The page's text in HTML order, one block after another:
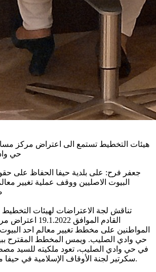
هيئات التخطيط تستمع الى اعتراض مركز
حي
جعفر فرح: على بلدية حيفا الحفاظ على
البيوت الاصليين ووقف عملية تغيير
تناقش لجة الاعتراضات لهيئات التخطيط
القادم الموافق
المواطنين على مخطط تغيير معالم احد البيوت
في حي وادي الصليب، تعود ملكيته للسيد
سكرتير لجنة الأوقاف الإسلامية في حيفا مطلع القرن العشرين.